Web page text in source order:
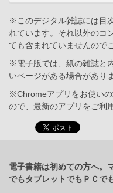
※このデジタル雑誌には目
れています。それ以外のコ
ても含まれていませんので
※電子版では、紙の雑誌と
いページがある場合があり
※Chromeアプリをお使い
ので、最新のアプリをご利
電子書籍は初めての方へ。
でもタブレットでもＰＣで